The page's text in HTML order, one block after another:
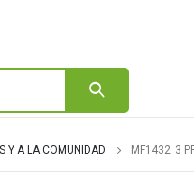
Y A LA COMUNIDAD MF1432_3